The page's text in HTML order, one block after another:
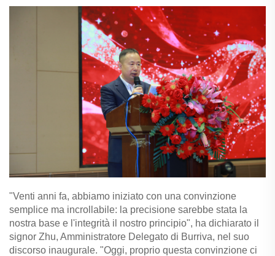
"Venti anni fa, abbiamo iniziato con una convinzione
semplice ma incrollabile: la precisione sarebbe stata la
nostra base e l'integrità il nostro principio", ha dichiarato il
signor Zhu, Amministratore Delegato di Burriva, nel suo
discorso inaugurale. "Oggi, proprio questa convinzione ci